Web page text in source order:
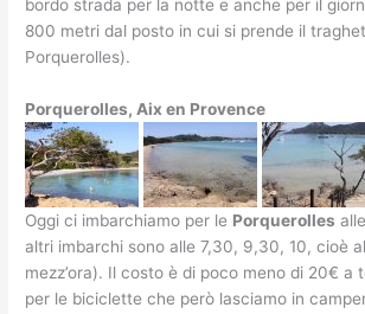
bordo strada per la notte e anche per il
800 metri dal posto in cui si prende il
Porquerolles).
Porquerolles, Aix en Provence
Oggi ci imbarchiamo per le Porquerolles
altri imbarchi sono alle 7,30, 9,30, 10, cioè
mezz’ora). Il costo è di poco meno di 20€ a
per le biciclette che però lasciamo in